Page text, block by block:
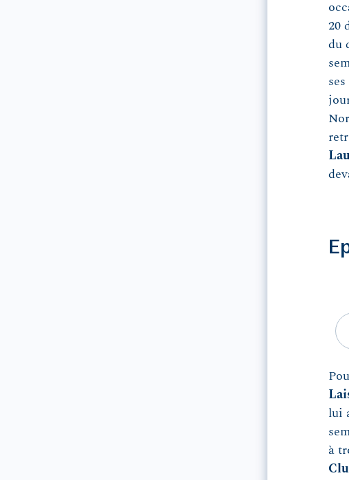
20
du
lui
à